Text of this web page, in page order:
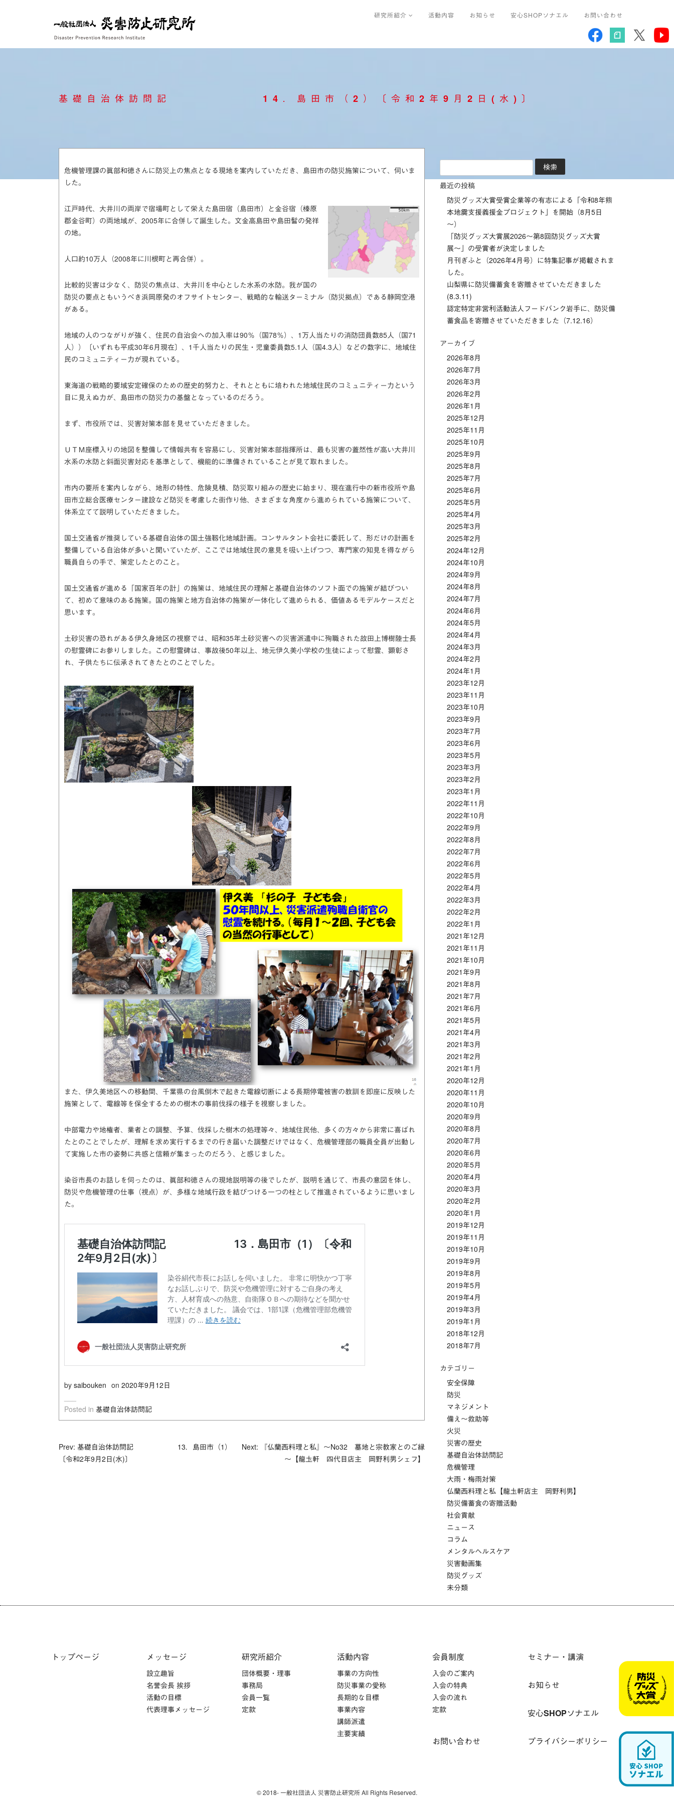
研究所紹介 活動内容 お知らせ 安心SHOPソナエル お問い合わせ
基礎自治体訪問記 14．島田市（2）〔令和2年9月2日(水)〕
危機管理課の眞部和徳さんに防災上の焦点となる現地を案内していただき、島田市の防災施策について、伺いま
した。
江戸時代、大井川の両岸で宿場町として栄えた島田宿（島田市）と金谷宿（榛原
郡金谷町）の両地域が、2005年に合併して誕生した。文金高島田や島田髷の発祥
の地。
人口約10万人（2008年に川根町と再合併）。
比較的災害は少なく、防災の焦点は、大井川を中心とした水系の水防。我が国の
防災の要点ともいうべき浜岡原発のオフサイトセンター、戦略的な輸送ターミナル（防災拠点）である静岡空港
がある。
地域の人のつながりが強く、住民の自治会への加入率は90％（国78％）、1万人当たりの消防団員数85人（国71
人））〔いずれも平成30年6月現在〕、1千人当たりの民生・児童委員数5.1人（国4.3人）などの数字に、地域住
民のコミュニティー力が現れている。
東海道の戦略的要域安定確保のための歴史的努力と、それとともに培われた地域住民のコミュニティー力という
目に見えぬ力が、島田市の防災力の基盤となっているのだろう。
まず、市役所では、災害対策本部を見せていただきました。
ＵＴＭ座標入りの地図を整備して情報共有を容易にし、災害対策本部指揮所は、最も災害の蓋然性が高い大井川
水系の水防と斜面災害対応を基準として、機能的に準備されていることが見て取れました。
市内の要所を案内しながら、地形の特性、危険見積、防災取り組みの歴史に始まり、現在進行中の新市役所や島
田市立総合医療センター建設など防災を考慮した街作り他、さまざまな角度から進められている施策について、
体系立てて説明していただきました。
国土交通省が推奨している基礎自治体の国土強靱化地域計画。コンサルタント会社に委託して、形だけの計画を
整備している自治体が多いと聞いていたが、ここでは地域住民の意見を吸い上げつつ、専門家の知見を得ながら
職員自らの手で、策定したとのこと。
国土交通省が進める「国家百年の計」の施策は、地域住民の理解と基礎自治体のソフト面での施策が結びつい
て、初めて意味のある施策。国の施策と地方自治体の施策が一体化して進められる、価値あるモデルケースだと
思います。
土砂災害の恐れがある伊久身地区の視察では、昭和35年土砂災害への災害派遣中に殉職された故田上博樹陸士長
の慰霊碑にお参りしました。この慰霊碑は、事故後50年以上、地元伊久美小学校の生徒によって慰霊、顕彰さ
れ、子供たちに伝承されてきたとのことでした。
また、伊久美地区への移動間、千葉県の台風倒木で起きた電線切断による長期停電被害の教訓を即座に反映した
施策として、電線等を保全するための樹木の事前伐採の様子を視察しました。
中部電力や地権者、業者との調整、予算、伐採した樹木の処理等々、地域住民他、多くの方々から非常に喜ばれ
たとのことでしたが、理解を求め実行するまでの行き届いた調整だけではなく、危機管理部の職員全員が出動し
て実施した市の姿勢に共感と信頼が集まったのだろう、と感じました。
染谷市長のお話しを伺ったのは、眞部和徳さんの現地説明等の後でしたが、説明を通じて、市長の意図を体し、
防災や危機管理の仕事（視点）が、多様な地域行政を結びつける一つの柱として推進されているように思いまし
た。
by saibouken on 2020年9月12日
Posted in 基礎自治体訪問記
投
Prev: 基礎自治体訪問記 13．島田市（1）
〔令和2年9月2日(水)〕
Next: 『仏蘭西料理と私』～No32 墓地と宗教家とのご縁
～【龍圡軒 四代目店主 岡野利男シェフ】
索:
最近の投稿
防災グッズ大賞受賞企業等の有志による「令和8年熊
本地震支援義援金プロジェクト」を開始（8月5日
～）
「防災グッズ⼤賞展2026〜第8回防災グッズ⼤賞
展〜」の受賞者が決定しました
月刊ぎふと（2026年4月号）に特集記事が掲載されま
した。
山梨県に防災備蓄食を寄贈させていただきました
(8.3.11)
認定特定非営利活動法人フードバンク岩手に、防災備
蓄食品を寄贈させていただきました（7.12.16）
アーカイブ
2026年8月
2026年7月
2026年3月
2026年2月
2026年1月
2025年12月
2025年11月
2025年10月
2025年9月
2025年8月
2025年7月
2025年6月
2025年5月
2025年4月
2025年3月
2025年2月
2024年12月
2024年10月
2024年9月
2024年8月
2024年7月
2024年6月
2024年5月
2024年4月
2024年3月
2024年2月
2024年1月
2023年12月
2023年11月
2023年10月
2023年9月
2023年7月
2023年6月
2023年5月
2023年3月
2023年2月
2023年1月
2022年11月
2022年10月
2022年9月
2022年8月
2022年7月
2022年6月
2022年5月
2022年4月
2022年3月
2022年2月
2022年1月
2021年12月
2021年11月
2021年10月
2021年9月
2021年8月
2021年7月
2021年6月
2021年5月
2021年4月
2021年3月
2021年2月
2021年1月
2020年12月
2020年11月
2020年10月
2020年9月
2020年8月
2020年7月
2020年6月
2020年5月
2020年4月
2020年3月
2020年2月
2020年1月
2019年12月
2019年11月
2019年10月
2019年9月
2019年8月
2019年5月
2019年4月
2019年3月
2019年1月
2018年12月
2018年7月
カテゴリー
安全保障
防災
マネジメント
備え～救助等
火災
災害の歴史
基礎自治体訪問記
危機管理
大雨・梅雨対策
仏蘭西料理と私【龍圡軒店主 岡野利男】
防災備蓄食の寄贈活動
社会貢献
ニュース
コラム
メンタルヘルスケア
災害動画集
防災グッズ
未分類
トップページ メッセージ
設立趣旨
名誉会長 挨拶
活動の目標
代表理事メッセージ
研究所紹介
団体概要・理事
事務局
会員一覧
定款
活動内容
事業の方向性
防災事業の愛称
長期的な目標
事業内容
講師派遣
主要実績
会員制度
入会のご案内
入会の特典
入会の流れ
定款
セミナー・講演
お知らせ
安心SHOPソナエル
お問い合わせ プライバシーポリシー
© 2018- 一般社団法人 災害防止研究所 All Rights Reserved.